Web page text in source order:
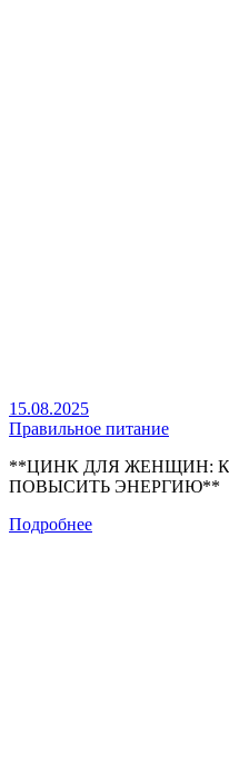
15.08.2025
Правильное питание
**ЦИНК ДЛЯ ЖЕНЩИН:
ПОВЫСИТЬ ЭНЕРГИЮ**
Подробнее